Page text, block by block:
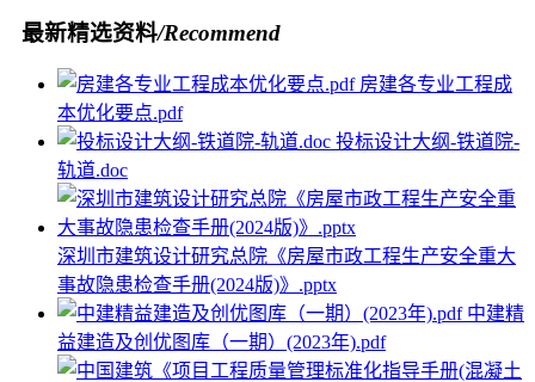
最新精选资料/Recommend
房建各专业工程成
本优化要点.pdf
投标设计大纲-铁道院-
轨道.doc
深圳市建筑设计研究总院《房屋市政工程生产安全重大
事故隐患检查手册(2024版)》.pptx
中建精
益建造及创优图库（一期）(2023年).pdf